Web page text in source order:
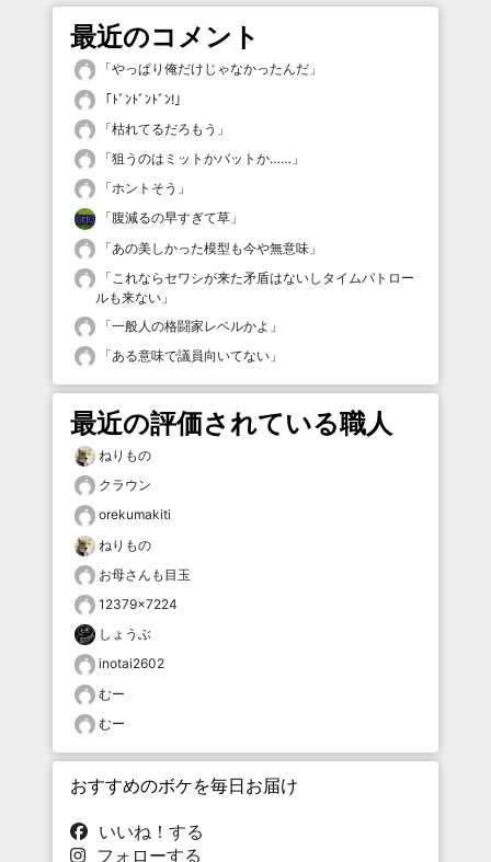
最近のコメント
「やっぱり俺だけじゃなかったんだ 」
「 ﾄﾞﾝﾄﾞﾝﾄﾞﾝ! 」
「枯れてるだろもう 」
「狙うのはミットかバットか…… 」
「ホントそう 」
「腹減るの早すぎて草 」
「あの美しかった模型も今や無意味 」
「 これならセワシが来た矛盾はないしタイムパトロー
ルも来ない 」
「一般人の格闘家レベルかよ 」
「ある意味で議員向いてない 」
最近の評価されている職人
ねりもの
クラウン
orekumakiti
ねりもの
お母さんも目玉
12379×7224
しょうぶ
inotai2602
むー
むー
おすすめのボケを毎日お届け
いいね！する
フォローする